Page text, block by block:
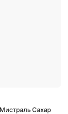
Сахар